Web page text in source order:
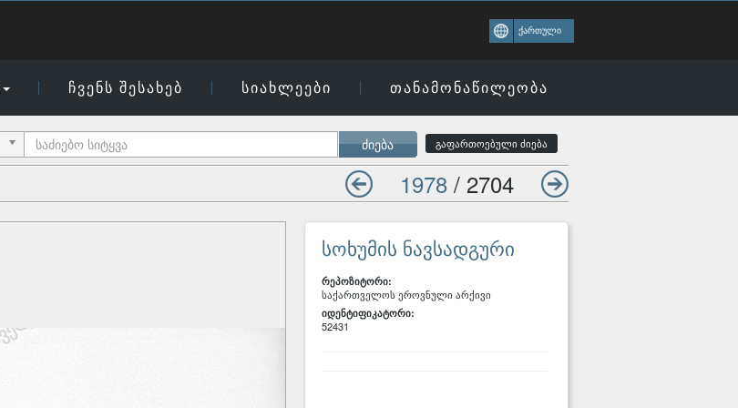
ქართული
ჩვენს შესახებ სიახლეები თანამონაწილეობა
ძიება გაფართოებული ძიება
1978 / 2704
სოხუმის ნავსადგური
რეპოზიტორი:
საქართველოს ეროვნული არქივი
იდენტიფიკატორი:
52431